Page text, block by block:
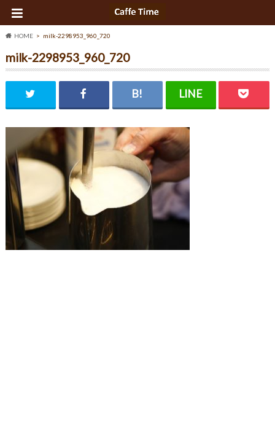
HOME milk-2298953_960_720
milk-2298953_960_720